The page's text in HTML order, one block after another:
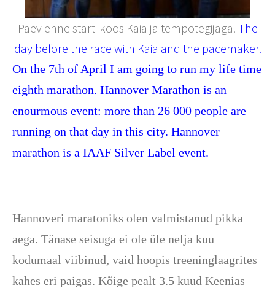
Päev enne starti koos Kaia ja tempotegijaga. The
day before the race with Kaia and the pacemaker.
On the 7th of April I am going to run my life time
eighth marathon. Hannover Marathon is an
enourmous event: more than 26 000 people are
running on that day in this city. Hannover
marathon is a IAAF Silver Label event.
Hannoveri maratoniks olen valmistanud pikka
aega. Tänase seisuga ei ole üle nelja kuu
kodumaal viibinud, vaid hoopis treeninglaagrites
kahes eri paigas. Kõige pealt 3.5 kuud Keenias